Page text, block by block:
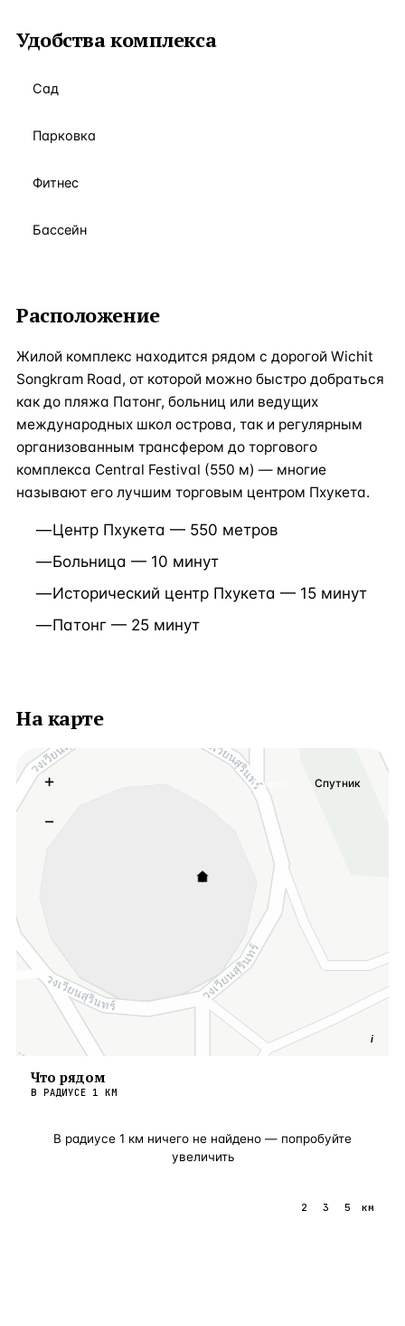
Удобства комплекса
Сад
Парковка
Фитнес
Бассейн
Расположение
Жилой комплекс находится рядом с дорогой Wichit
Songkram Road, от которой можно быстро добраться
как до пляжа Патонг, больниц или ведущих
международных школ острова, так и регулярным
организованным транcфером до торгового
комплекса Central Festival (550 м) — многие
называют его лучшим торговым центром Пхукета.
Центр Пхукета — 550 метров
Больница — 10 минут
Исторический центр Пхукета — 15 минут
Патонг — 25 минут
На карте
i
+
−
Схема Спутник
Что рядом
В РАДИУСЕ 1 КМ
В радиусе 1 км ничего не найдено — попробуйте
увеличить
2 3 5 км